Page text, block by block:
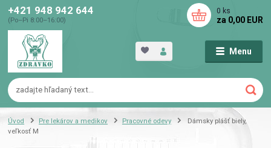
Menu
+421 948 942 644
(Po–Pi 8:00–16:00)
0 ks
za 0,00 EUR
Úvod Pre lekárov a medikov Pracovné odevy
Dámsky plášť biely,
veľkosť M